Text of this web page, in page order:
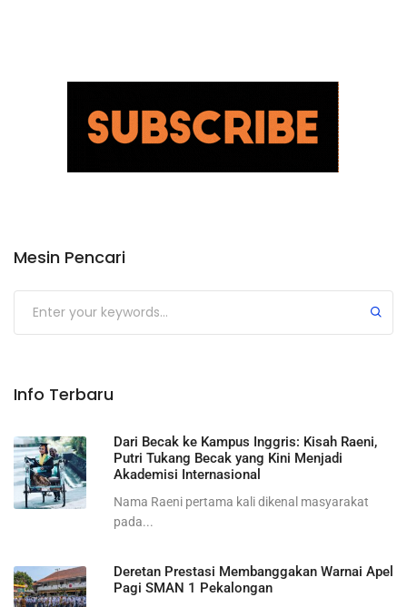
Mesin Pencari
Info Terbaru
Dari Becak ke Kampus Inggris: Kisah Raeni,
Putri Tukang Becak yang Kini Menjadi
Akademisi Internasional
Nama Raeni pertama kali dikenal masyarakat
pada...
Deretan Prestasi Membanggakan Warnai Apel
Pagi SMAN 1 Pekalongan